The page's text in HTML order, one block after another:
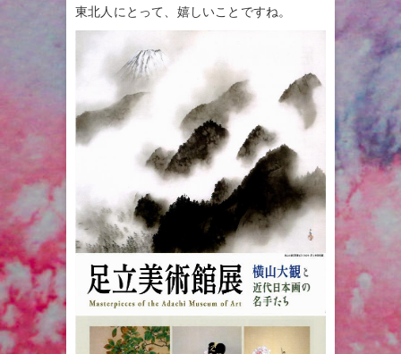
東北人にとって、嬉しいことですね。